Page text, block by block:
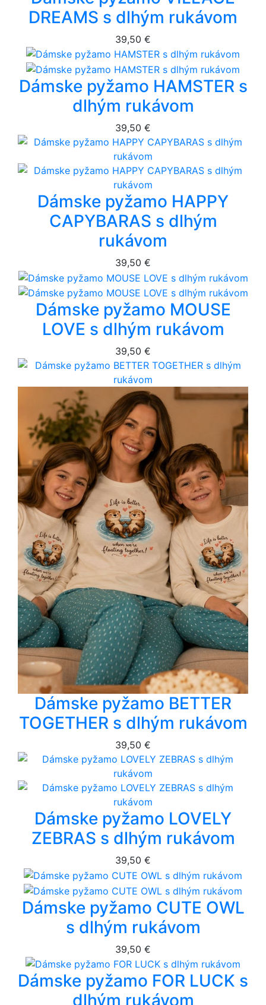
DREAMS s dlhým rukávom
39,50 €
Dámske pyžamo HAMSTER s
dlhým rukávom
39,50 €
Dámske pyžamo HAPPY
CAPYBARAS s dlhým
rukávom
39,50 €
Dámske pyžamo MOUSE
LOVE s dlhým rukávom
39,50 €
Dámske pyžamo BETTER
TOGETHER s dlhým rukávom
39,50 €
Dámske pyžamo LOVELY
ZEBRAS s dlhým rukávom
39,50 €
Dámske pyžamo CUTE OWL
s dlhým rukávom
39,50 €
Dámske pyžamo FOR LUCK s
dlhým rukávom